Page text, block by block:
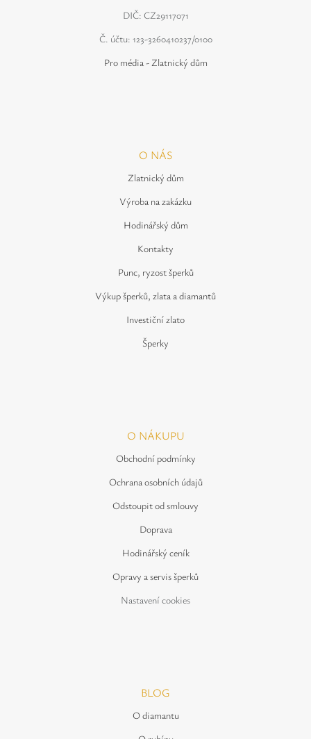
DIČ: CZ29117071
Č. účtu: 123-3260410237/0100
Pro média - Zlatnický dům
O NÁS
Zlatnický dům
Výroba na zakázku
Hodinářský dům
Kontakty
Punc, ryzost šperků
Výkup šperků, zlata a diamantů
Investiční zlato
Šperky
O NÁKUPU
Obchodní podmínky
Ochrana osobních údajů
Odstoupit od smlouvy
Doprava
Hodinářský ceník
Opravy a servis šperků
Nastavení cookies
BLOG
O diamantu